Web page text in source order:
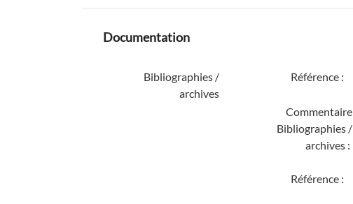
Documentation
Bibliographies /
archives
Référence :
Commentaire
Bibliographies /
archives :
Référence :